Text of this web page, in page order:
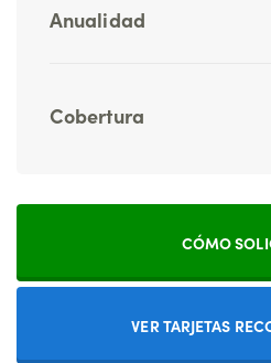
Anualidad
Cobertura
CÓMO
VER TARJETAS